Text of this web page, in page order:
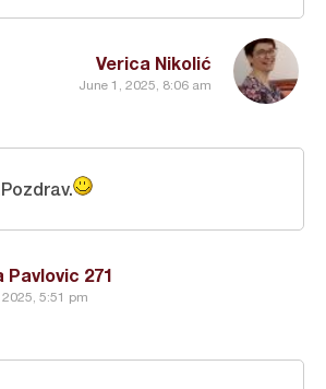
Verica Nikolić
June 1, 2025, 8:06 am
Pavlovic 271
2025, 5:51 pm